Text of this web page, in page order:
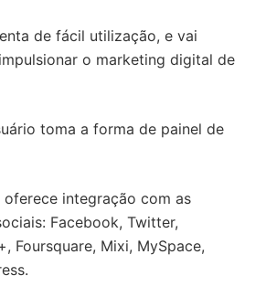
de fácil utilização, e vai
o marketing digital de
toma a forma de painel de
oferece integração com as
Facebook, Twitter,
Foursquare, Mixi, MySpace,